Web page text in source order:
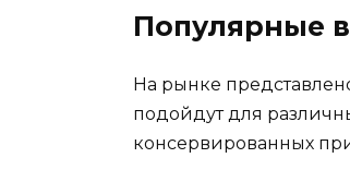
Популярные
На рынке
подойдут для
консервированных